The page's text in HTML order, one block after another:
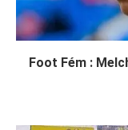
Foot Fém :